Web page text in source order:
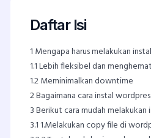
Daftar Isi
1 Mengapa harus melakukan
1.1Lebih fleksibel dan
1.2Meminimalkan downtime
2Bagaimana cara instal
3Berikut cara mudah melakukan
3.11.Melakukan copy file di